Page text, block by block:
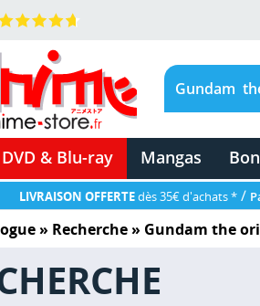
DVD & Blu-ray Mangas
LIVRAISON OFFERTEdès 35€ d'achats * /
» Recherche » Gundam the